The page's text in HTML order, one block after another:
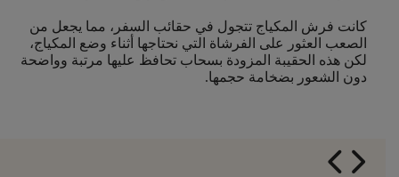
كانت فرش المكياج تتجول في حقائب السفر، مما يجعل من
الصعب العثور على الفرشاة التي نحتاجها أثناء وضع المكياج،
لكن هذه الحقيبة المزودة بسحاب تحافظ عليها مرتبة وواضحة
دون الشعور بضخامة حجمها.